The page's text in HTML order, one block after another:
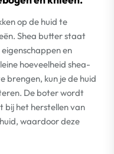
op de huid te
Shea butter staat
en
hoeveelheid shea-
brengen, kun je de huid
De boter wordt
bij het herstellen van
waardoor deze